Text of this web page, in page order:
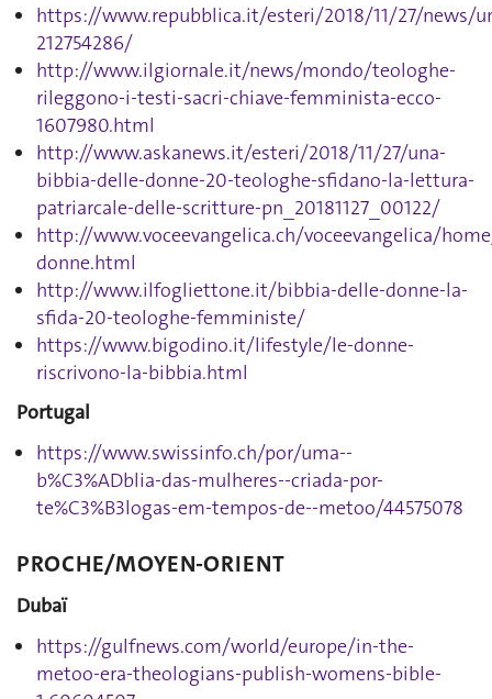
https://www.repubblica.it/esteri/2018/11/27/news/
212754286/
http://www.ilgiornale.it/news/mondo/teologhe-
rileggono-i-testi-sacri-chiave-femminista-ecco-
1607980.html
http://www.askanews.it/esteri/2018/11/27/una-
bibbia-delle-donne-20-teologhe-sfidano-la-lettura-
patriarcale-delle-scritture-pn_20181127_00122/
http://www.voceevangelica.ch/voceevangelica/
donne.html
http://www.ilfogliettone.it/bibbia-delle-donne-la-
sfida-20-teologhe-femministe/
https://www.bigodino.it/lifestyle/le-donne-
riscrivono-la-bibbia.html
Portugal
https://www.swissinfo.ch/por/uma--
b%C3%ADblia-das-mulheres--criada-por-
te%C3%B3logas-em-tempos-de--metoo/44575078
PROCHE/MOYEN-ORIENT
Dubaï
https://gulfnews.com/world/europe/in-the-
metoo-era-theologians-publish-womens-bible-